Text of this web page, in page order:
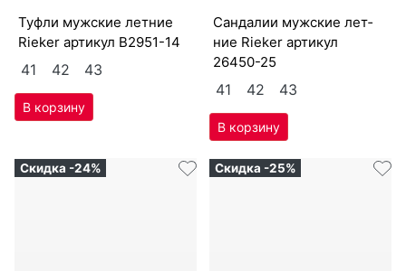
туф­ли мужс­кие лет­ние
Ri­eker артикул B2951-14
41 42 43
сан­да­лии мужс­кие лет­
ние Ri­eker артикул
26450-25
41 42 43
Скидка -24% Скидка -25%